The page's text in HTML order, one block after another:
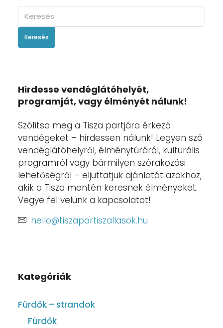
Keresés
Hirdesse vendéglátóhelyét,
programját, vagy élményét nálunk!
Szólítsa meg a Tisza partjára érkező
vendégeket – hirdessen nálunk! Legyen szó
vendéglátóhelyről, élménytúráról, kulturális
programról vagy bármilyen szórakozási
lehetőségről – eljuttatjuk ajánlatát azokhoz,
akik a Tisza mentén keresnek élményeket.
Vegye fel velünk a kapcsolatot!
hello@tiszapartiszallasok.hu
Kategóriák
Fürdők – strandok
Fürdők